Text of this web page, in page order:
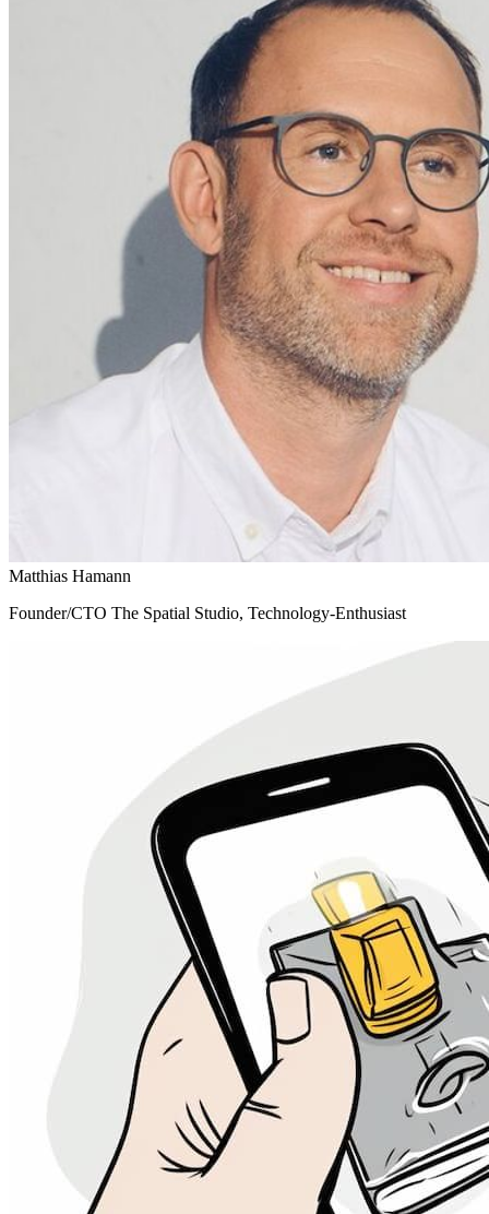
Matthias Hamann
Founder/CTO The Spatial Studio, Technology-Enthusiast